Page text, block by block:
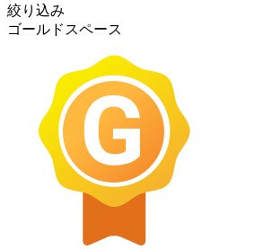
絞り込み
ゴールドスペース